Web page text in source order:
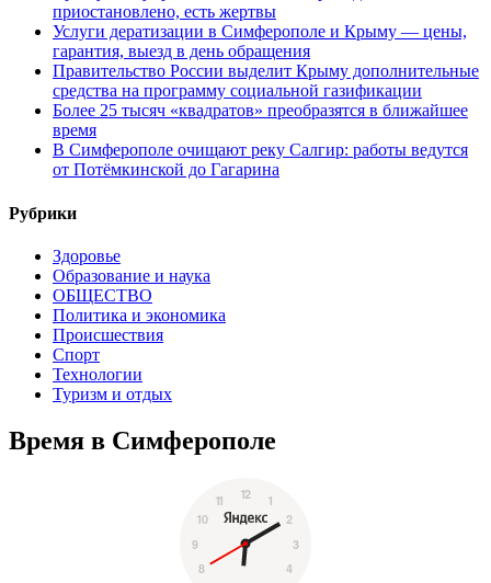
приостановлено, есть жертвы
Услуги дератизации в Симферополе и Крыму — цены,
гарантия, выезд в день обращения
Правительство России выделит Крыму дополнительные
средства на программу социальной газификации
Более 25 тысяч «квадратов» преобразятся в ближайшее
время
В Симферополе очищают реку Салгир: работы ведутся
от Потёмкинской до Гагарина
Рубрики
Здоровье
Образование и наука
ОБЩЕСТВО
Политика и экономика
Происшествия
Спорт
Технологии
Туризм и отдых
Время в Симферополе